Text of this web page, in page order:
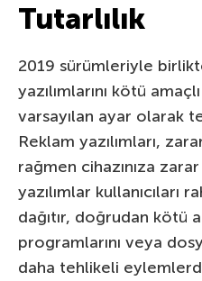
Tutarlılık
2019 sürümleriyle
yazılımlarını kötü
varsayılan ayar olarak
Reklam yazılımları,
rağmen cihazınıza
yazılımlar kullanıcıları
dağıtır, doğrudan kötü
programlarını veya
daha tehlikeli